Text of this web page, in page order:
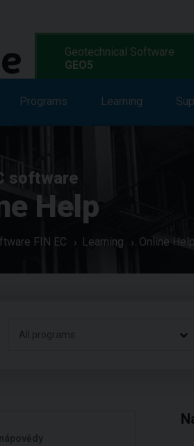
Geotechnical Software
GEO5
Features Programs
Programs Learning
software
Help
FIN EC Learning Online Help
All programs